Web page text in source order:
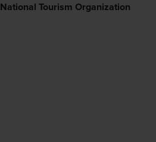
National Tourism Organization